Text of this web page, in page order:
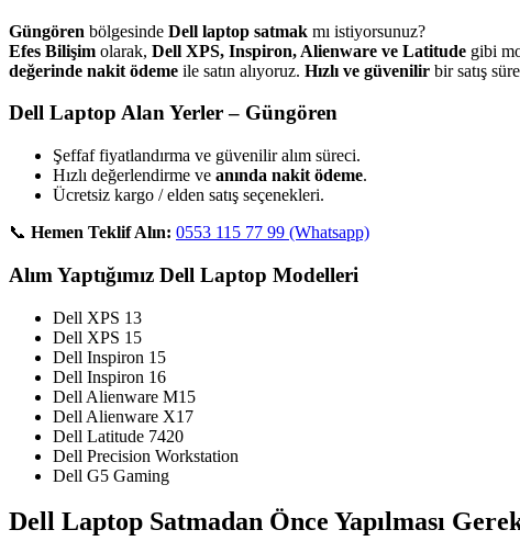
Güngören bölgesinde Dell laptop satmak mı istiyorsunuz?
Efes Bilişim olarak, Dell XPS, Inspiron, Alienware ve Latitude gibi
değerinde nakit ödeme ile satın alıyoruz. Hızlı ve güvenilir bir satış
Dell Laptop Alan Yerler – Güngören
Şeffaf fiyatlandırma ve güvenilir alım süreci.
Hızlı değerlendirme ve anında nakit ödeme.
Ücretsiz kargo / elden satış seçenekleri.
📞 Hemen Teklif Alın: 0553 115 77 99 (Whatsapp)
Alım Yaptığımız Dell Laptop Modelleri
Dell XPS 13
Dell XPS 15
Dell Inspiron 15
Dell Inspiron 16
Dell Alienware M15
Dell Alienware X17
Dell Latitude 7420
Dell Precision Workstation
Dell G5 Gaming
Dell Laptop Satmadan Önce Yapılması